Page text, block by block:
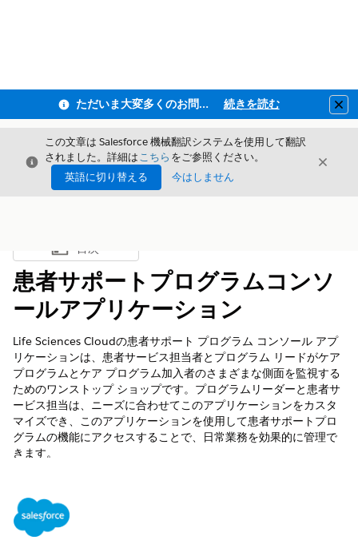
ただいま大変多くのお問い合わせをいただいており、ご連絡までにお時間を頂戴しております 続きを読む
閉じる
この文章は Salesforce 機械翻訳システムを使用して翻訳
されました。詳細はこちら をご参照ください。
英語に切り替える
今はしません
閉じる
目次を表示
目次
患者サポートプログラムコンソ
ールアプリケーション
Life Sciences Cloudの患者サポート プログラム コンソール アプ
リケーションは、患者サービス担当者とプログラム リードがケア
プログラムとケア プログラム加入者のさまざまな側面を監視する
ためのワンストップ ショップです。プログラムリーダーと患者サ
ービス担当は、ニーズに合わせてこのアプリケーションをカスタ
マイズでき、このアプリケーションを使用して患者サポートプロ
グラムの機能にアクセスすることで、日常業務を効果的に管理で
きます。
使用可能なインターフェース: Lightning Experience